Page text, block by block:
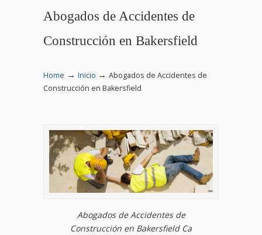
Abogados de Accidentes de
Construcción en Bakersfield
Home → Inicio → Abogados de Accidentes de
Construcción en Bakersfield
Abogados de Accidentes de
Construcción en Bakersfield Ca